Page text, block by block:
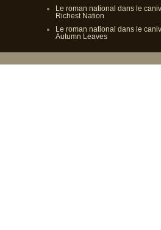
Le roman national dans le
Richest Nation
Le roman national dans le
Autumn Leaves